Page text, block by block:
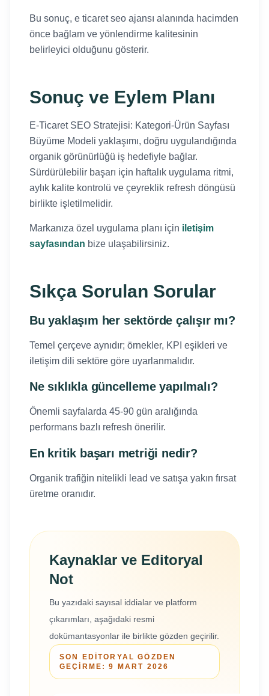
Bu sonuç, e ticaret seo ajansı alanında hacimden
önce bağlam ve yönlendirme kalitesinin
belirleyici olduğunu gösterir.
Sonuç ve Eylem Planı
E-Ticaret SEO Stratejisi: Kategori-Ürün Sayfası
Büyüme Modeli yaklaşımı, doğru uygulandığında
organik görünürlüğü iş hedefiyle bağlar.
Sürdürülebilir başarı için haftalık uygulama ritmi,
aylık kalite kontrolü ve çeyreklik refresh döngüsü
birlikte işletilmelidir.
Markanıza özel uygulama planı için iletişim
sayfasından bize ulaşabilirsiniz.
Sıkça Sorulan Sorular
Bu yaklaşım her sektörde çalışır mı?
Temel çerçeve aynıdır; örnekler, KPI eşikleri ve
iletişim dili sektöre göre uyarlanmalıdır.
Ne sıklıkla güncelleme yapılmalı?
Önemli sayfalarda 45-90 gün aralığında
performans bazlı refresh önerilir.
En kritik başarı metriği nedir?
Organik trafiğin nitelikli lead ve satışa yakın fırsat
üretme oranıdır.
Kaynaklar ve Editoryal
Not
Bu yazıdaki sayısal iddialar ve platform
çıkarımları, aşağıdaki resmi
dokümantasyonlar ile birlikte gözden geçirilir.
SON EDITORYAL GÖZDEN
GEÇIRME:9 MART 2026